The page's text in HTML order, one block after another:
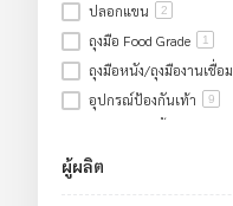
ปลอกแขน 2
ถุงมือ Food Grade 1
ถุงมือหนัง/ถุงมืองานเชื่อม
อุปกรณ์ป้องกันเท้า 9
รองเท้าบูทยางหัวเหล็ก
ผู้ผลิต